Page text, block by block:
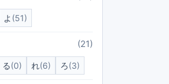
よ (51)
(21)
る(0) れ(6) ろ(3)